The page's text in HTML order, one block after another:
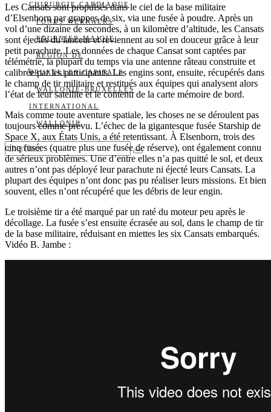
CHIRURGIE CARDIAQUE
FONDS WERNAERS
FOURNIER-MAJOIE
RÉGION DE
BRUXELLES-CAPITALE
WALLONIE-BRUXELLES
INTERNATIONAL
WALLONIE
Les Cansats sont propulsés dans le ciel de la base militaire
d’Elsenborn par grappes de six, via une fusée à poudre. Après un
vol d’une dizaine de secondes, à un kilomètre d’altitude, les Cansats
sont éjectés du lanceur et reviennent au sol en douceur grâce à leur
petit parachute. Les données de chaque Cansat sont captées par
télémétrie, la plupart du temps via une antenne râteau construite et
calibrée par les participants. Les engins sont, ensuite, récupérés dans
le champ de tir militaire et restitués aux équipes qui analysent alors
l’état de leur satellite et le contenu de la carte mémoire de bord.
Mais comme toute aventure spatiale, les choses ne se déroulent pas
toujours comme prévu. L’échec de la gigantesque fusée Starship de
Space X, aux États Unis, a été retentissant. À Elsenborn, trois des
cinq fusées (quatre plus une fusée de réserve), ont également connu
de sérieux problèmes. Une d’entre elles n’a pas quitté le sol, et deux
autres n’ont pas déployé leur parachute ni éjecté leurs Cansats. La
plupart des équipes n’ont donc pas pu réaliser leurs missions. Et bien
souvent, elles n’ont récupéré que les débris de leur engin.
Le troisième tir a été marqué par un raté du moteur peu après le
décollage. La fusée s’est ensuite écrasée au sol, dans le champ de tir
de la base militaire, réduisant en miettes les six Cansats embarqués.
Vidéo B. Jambe :